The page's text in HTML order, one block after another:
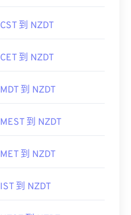
CST 到 NZDT
CET 到 NZDT
MDT 到 NZDT
MEST 到 NZDT
MET 到 NZDT
IST 到 NZDT